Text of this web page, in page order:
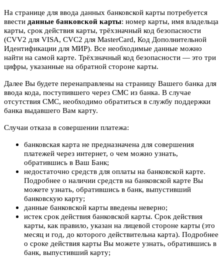
На странице для ввода данных банковской карты потребуется
ввести данные банковской карты: номер карты, имя владельца
карты, срок действия карты, трёхзначный код безопасности
(CVV2 для VISA, CVC2 для MasterCard, Код Дополнительной
Идентификации для МИР). Все необходимые данные можно
найти на самой карте. Трёхзначный код безопасности — это три
цифры, указанные на обратной стороне карты.
Далее Вы будете перенаправлены на страницу Вашего банка для
ввода кода, поступившего через СМС из банка. В случае
отсутствия СМС, необходимо обратиться в службу поддержки
банка выдавшего Вам карту.
Случаи отказа в совершении платежа:
банковская карта не предназначена для совершения
платежей через интернет, о чем можно узнать,
обратившись в Ваш Банк;
недостаточно средств для оплаты на банковской карте.
Подробнее о наличии средств на банковской карте Вы
можете узнать, обратившись в банк, выпустивший
банковскую карту;
данные банковской карты введены неверно;
истек срок действия банковской карты. Срок действия
карты, как правило, указан на лицевой стороне карты (это
месяц и год, до которого действительна карта). Подробнее
о сроке действия карты Вы можете узнать, обратившись в
банк, выпустивший карту;